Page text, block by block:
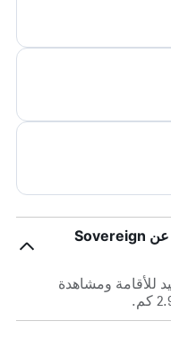
كم يبعد كواليتي إن هرتدج أون ليديارد عن Sovereign
للأقامة ومشاهدة